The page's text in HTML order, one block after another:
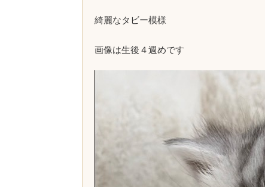
綺麗なタビー模様
画像は生後４週めです